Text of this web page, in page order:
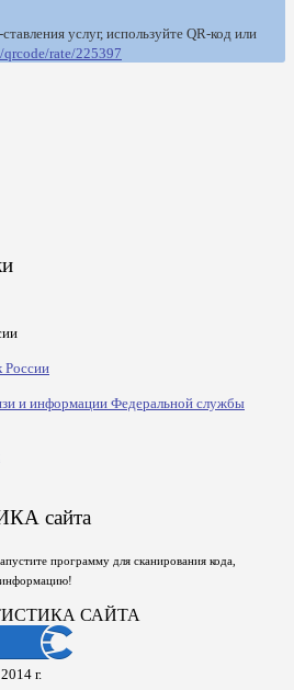
услуг, используйте QR-код или
qrcode/rate/225397
России
и информации Федеральной службы
сайта
программу для сканирования кода,
информацию!
САЙТА
г.